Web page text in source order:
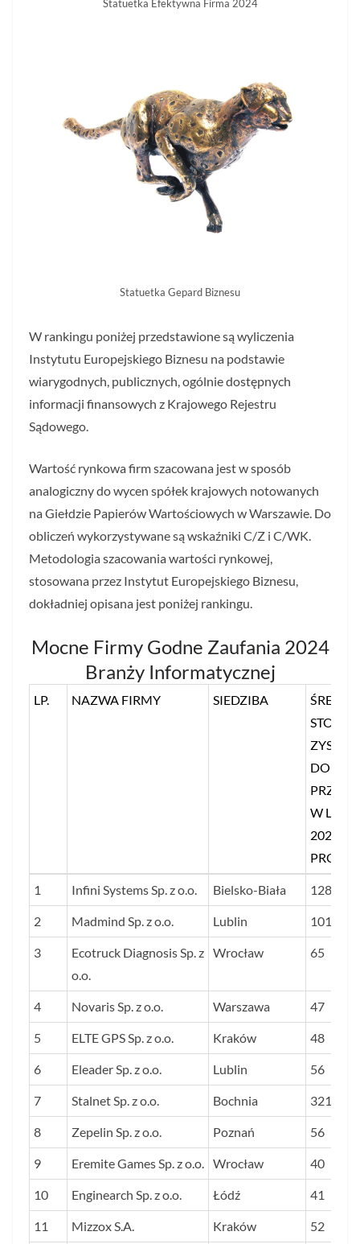
Statuetka Efektywna Firma 2024
Statuetka Gepard Biznesu
W rankingu poniżej przedstawione są wyliczenia
Instytutu Europejskiego Biznesu na podstawie
wiarygodnych, publicznych, ogólnie dostępnych
informacji finansowych z Krajowego Rejestru
Sądowego.
Wartość rynkowa firm szacowana jest w sposób
analogiczny do wycen spółek krajowych notowanych
na Giełdzie Papierów Wartościowych w Warszawie. Do
obliczeń wykorzystywane są wskaźniki C/Z i C/WK.
Metodologia szacowania wartości rynkowej,
stosowana przez Instytut Europejskiego Biznesu,
dokładniej opisana jest poniżej rankingu.
Mocne Firmy Godne Zaufania 2024
Branży Informatycznej
LP. NAZWA FIRMY SIEDZIBA
ŚREDNI
ZYSKU
DO
W
2022-
PROC.
LP.
NAZWA FIRMY SIEDZIBA
ŚREDNI
ZYSKU
DO
2022-
PROC.
1 Infini Systems Sp. z o.o. Bielsko-Biała 128
2 Madmind Sp. z o.o. Lublin 101
3
Ecotruck Diagnosis Sp. z
o.o.
Wrocław 65
4 Novaris Sp. z o.o. Warszawa 47
5 ELTE GPS Sp. z o.o. Kraków 48
6 Eleader Sp. z o.o. Lublin 56
7 Stalnet Sp. z o.o. Bochnia 321
8 Zepelin Sp. z o.o. Poznań 56
9 Eremite Games Sp. z o.o. Wrocław 40
10 Enginearch Sp. z o.o. Łódź 41
11 Mizzox S.A. Kraków 52